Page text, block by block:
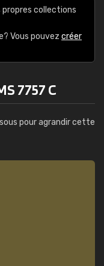
propres collections
Vous pouvez créer
7757 C
pour agrandir cette